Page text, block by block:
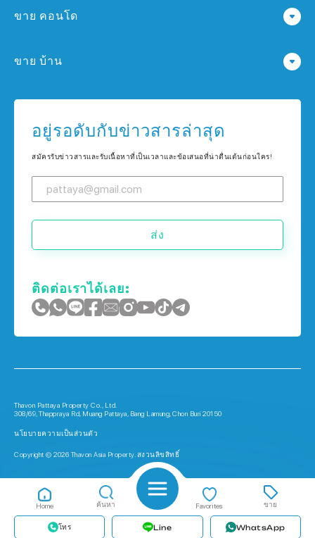
Home ค้นหา Favorites ขาย
โทร Line WhatsApp
ขาย คอนโด
คอนโด ใน เกาะช้าง
คอนโด ใน ภูเก็ต
ขาย บ้าน
บ้าน ใน ภูเก็ต
อยู่รอดับกับข่าวสารล่าสุด
สมัครรับข่าวสารและรับเนื้อหาที่เป็นเวลาและข้อเสนอที่น่าตื่นเต้นก่อนใคร!
ส่ง
ติดต่อเราได้เลย:
Thavon Pattaya Property Co., Ltd.
308/69, Thappraya Rd, Muang Pattaya, Bang Lamung, Chon Buri 20150
นโยบายความเป็นส่วนตัว
Copyright © 2026 Thavon Asia Property. สงวนลิขสิทธิ์